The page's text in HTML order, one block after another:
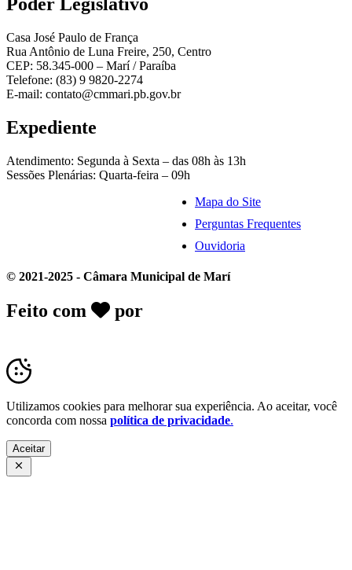
Casa José Paulo de França
Rua Antônio de Luna Freire, 250, Centro
CEP: 58.345-000 – Marí / Paraíba
Telefone: (83) 9 9820-2274
E-mail: contato@cmmari.pb.gov.br
Expediente
Atendimento: Segunda à Sexta – das 08h às 13h
Sessões Plenárias: Quarta-feira – 09h
Mapa do Site
Perguntas Frequentes
Ouvidoria
© 2021-2025 - Câmara Municipal de Marí
Feito com por
Utilizamos cookies para melhorar sua experiência. Ao aceitar, você
concorda com nossa política de privacidade.
Aceitar